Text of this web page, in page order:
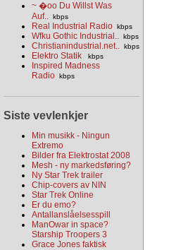
~ �oo Du Willst Was
Auf.. kbps
Real Industrial Radio kbps
Wfku Gothic Industrial.. kbps
Christianindustrial.net.. kbps
Elektro Statik kbps
Inspired Madness
Radio kbps
Siste vevlenkjer
Min musikk - Ningun
Extremo
Bilder fra Elektrostat 2008
Mesh - ny markedsføring?
Ny Star Trek trailer
Chip-covers av NIN
Star Trek Online
Er du emo?
Antallanslåelsesspill
ManOwar in space?
Starship Troopers 3
Grace Jones faktisk